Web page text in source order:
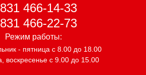
466-14-33
466-22-73
Режим работы:
- пятница с 8.00 до 18.00
воскресенье с 9.00 до 15.00